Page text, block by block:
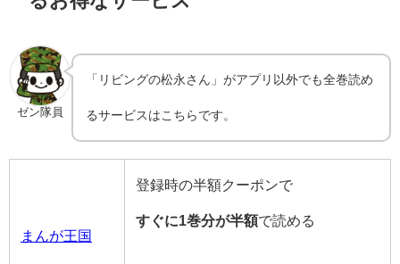
ゼン隊員
「リビングの松永さん」がアプリ以外でも全巻読め
るサービスはこちらです。
まんが王国
登録時の半額クーポンで
すぐに1巻分が半額で読める